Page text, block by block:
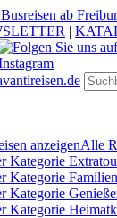
ab
|
Alle